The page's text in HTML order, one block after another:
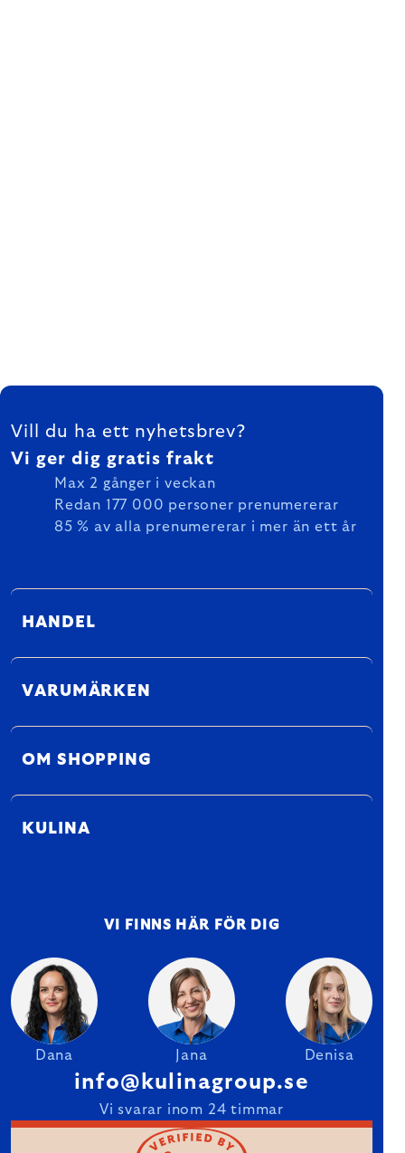
FOOTER
Vill du ha ett nyhetsbrev?
Vi ger dig gratis frakt
Max 2 gånger i veckan
Redan 177 000 personer prenumererar
85 % av alla prenumererar i mer än ett år
HANDEL
VARUMÄRKEN
OM SHOPPING
KULINA
VI FINNS HÄR FÖR DIG
Dana Jana Denisa
info@kulinagroup.se
Vi svarar inom 24 timmar